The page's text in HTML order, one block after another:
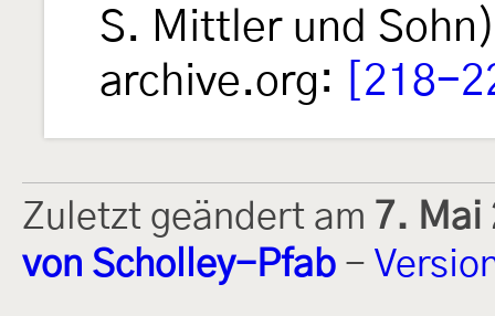
S. Mittler und
archive.org:
[218-
Zuletzt geändert am 7. Mai
von Scholley-Pfab -